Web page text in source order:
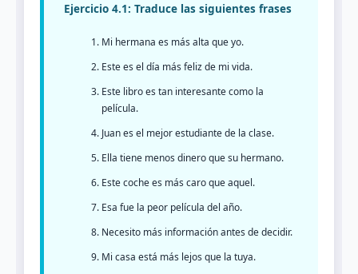
Ejercicio 4.1: Traduce las siguientes frases
Mi hermana es más alta que yo.
Este es el día más feliz de mi vida.
Este libro es tan interesante como la
película.
Juan es el mejor estudiante de la clase.
Ella tiene menos dinero que su hermano.
Este coche es más caro que aquel.
Esa fue la peor película del año.
Necesito más información antes de decidir.
Mi casa está más lejos que la tuya.